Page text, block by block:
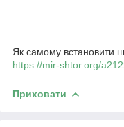
Як самому встановити
https://mir-shtor.org/
Приховати